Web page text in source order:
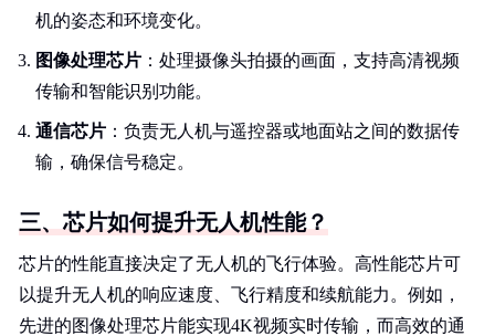
机的姿态和环境变化。
图像处理芯片 ：处理摄像头拍摄的画面，支持高清视频
传输和智能识别功能。
通信芯片 ：负责无人机与遥控器或地面站之间的数据传
输，确保信号稳定。
三、芯片如何提升无人机性能？
芯片的性能直接决定了无人机的飞行体验。高性能芯片可
以提升无人机的响应速度、飞行精度和续航能力。例如，
先进的图像处理芯片能实现4K视频实时传输，而高效的通